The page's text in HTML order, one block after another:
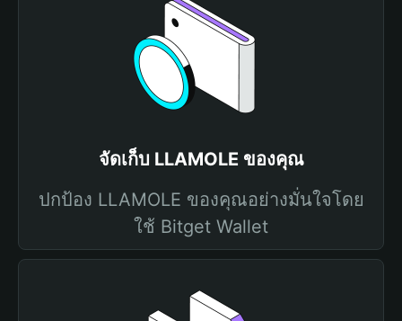
จัดเก็บ LLAMOLE ของคุณ
ปกป้อง LLAMOLE ของคุณอย่างมั่นใจโดย
ใช้ Bitget Wallet